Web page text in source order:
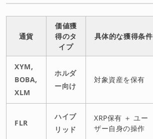
通貨
価値獲
得のタ
イプ
具体的な獲得条件
XYM,
BOBA,
XLM
ホルダ
ー向け
対象資産を保有
FLR
ハイブ
リッド
XRP保有 ＋ ユー
ザー自身の操作